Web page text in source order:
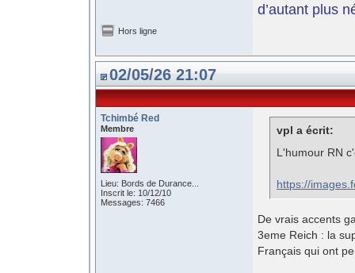
d’autant plus
Hors ligne
02/05/26 21:07
Tchimbé Red
Membre
Lieu: Bords de Durance...
Inscrit le: 10/12/10
Messages: 7466
vpl a écrit:
L'humour RN
https://
De vrais accents
3eme Reich : la
Français qui ont